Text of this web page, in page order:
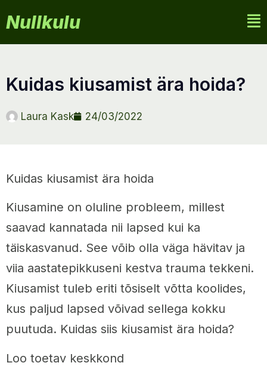
Nullkulu
kuidas kiusamist ära hoida?
Laura Kask 24/03/2022
Kuidas kiusamist ära hoida
Kiusamine on oluline probleem, millest
saavad kannatada nii lapsed kui ka
täiskasvanud. See võib olla väga hävitav ja
viia aastatepikkuseni kestva trauma tekkeni.
Kiusamist tuleb eriti tõsiselt võtta koolides,
kus paljud lapsed võivad sellega kokku
puutuda. Kuidas siis kiusamist ära hoida?
Loo toetav keskkond